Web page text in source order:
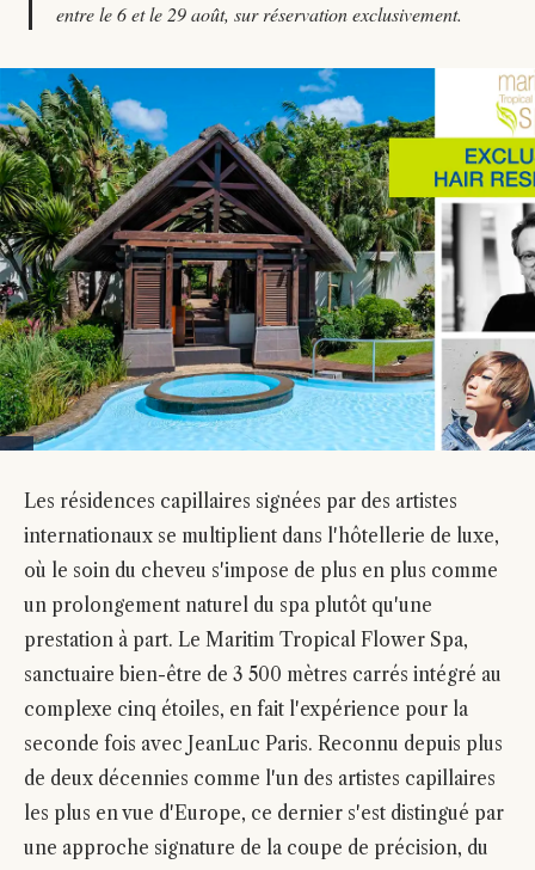
entre le 6 et le 29 août, sur réservation exclusivement.
Les résidences capillaires signées par des artistes
internationaux se multiplient dans l'hôtellerie de luxe,
où le soin du cheveu s'impose de plus en plus comme
un prolongement naturel du spa plutôt qu'une
prestation à part. Le Maritim Tropical Flower Spa,
sanctuaire bien-être de 3 500 mètres carrés intégré au
complexe cinq étoiles, en fait l'expérience pour la
seconde fois avec JeanLuc Paris. Reconnu depuis plus
de deux décennies comme l'un des artistes capillaires
les plus en vue d'Europe, ce dernier s'est distingué par
une approche signature de la coupe de précision, du